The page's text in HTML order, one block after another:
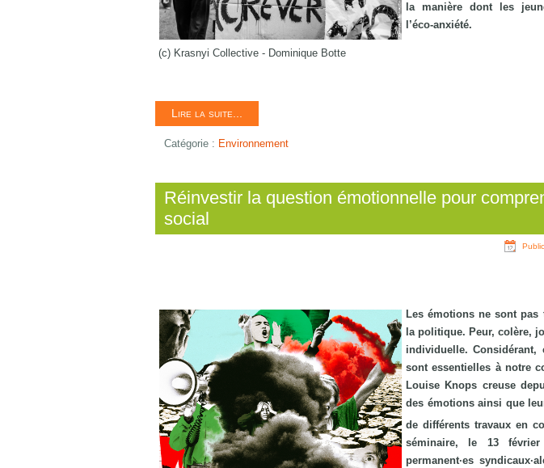
la manière dont les
l’éco‑anxiété.
(c) Krasnyi Collective - Dominique Botte
Lire la suite...
Catégorie : Environnement
Réinvestir la question émotionnelle pour
social
Les émotions ne sont
la politique. Peur, colère,
individuelle. Considérant,
sont essentielles à notre
Louise Knops creuse
des émotions ainsi que
de différents travaux en
séminaire, le 13
permanent·es